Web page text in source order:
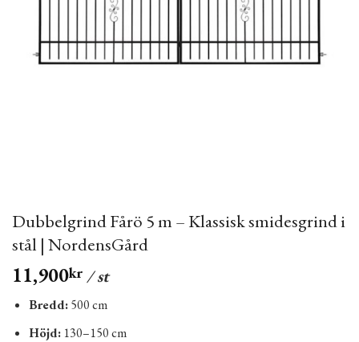
Dubbelgrind Fårö 5 m – Klassisk smidesgrind i
stål | NordensGård
11,900kr / st
Bredd:500 cm
Höjd:130–150 cm